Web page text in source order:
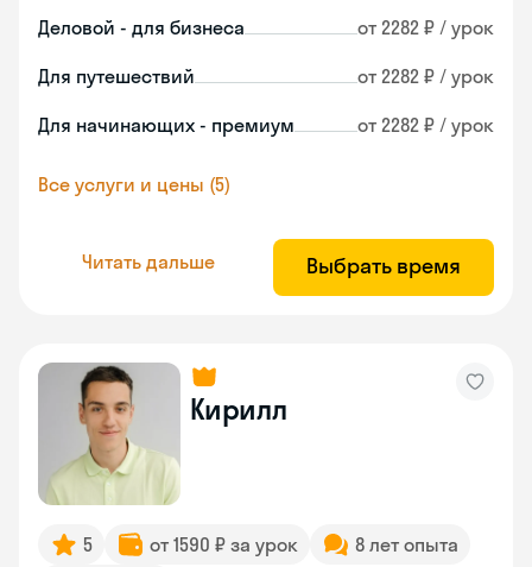
Деловой - для бизнеса от 2282 ₽ / урок
Для путешествий от 2282 ₽ / урок
Для начинающих - премиум от 2282 ₽ / урок
Все услуги и цены (5)
Читать дальше Выбрать время
Кирилл
5 от 1590 ₽ за урок
8 лет опыта